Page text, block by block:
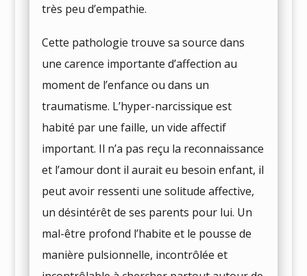
très peu d’empathie.
Cette pathologie trouve sa source dans
une carence importante d’affection au
moment de l’enfance ou dans un
traumatisme. L’hyper-narcissique est
habité par une faille, un vide affectif
important. Il n’a pas reçu la reconnaissance
et l’amour dont il aurait eu besoin enfant, il
peut avoir ressenti une solitude affective,
un désintérêt de ses parents pour lui. Un
mal-être profond l’habite et le pousse de
manière pulsionnelle, incontrôlée et